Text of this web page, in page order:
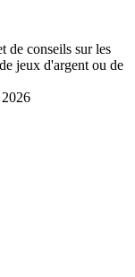
de conseils sur les
jeux d'argent ou de